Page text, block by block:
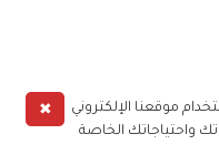
✖
موقعنا الإلكتروني
واحتياجاتك الخاصة